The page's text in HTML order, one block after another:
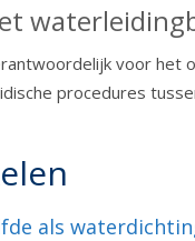
voor het
procedures
als